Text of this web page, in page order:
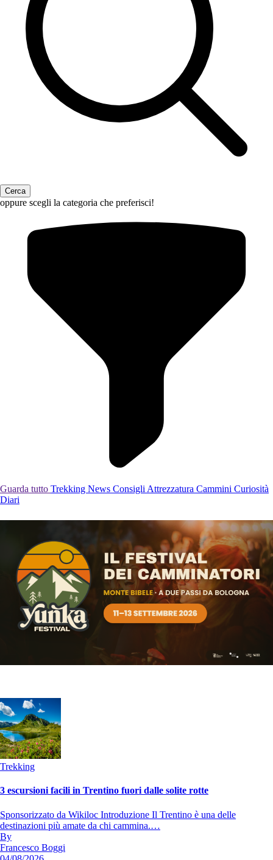
oppure scegli la categoria che preferisci!
Guarda tutto Trekking News Consigli Attrezzatura Cammini Curiosità
Diari
Trekking
3 escursioni facili in Trentino fuori dalle solite rotte
Sponsorizzato da Wikiloc Introduzione Il Trentino è una delle
destinazioni più amate da chi cammina.…
By
Francesco Boggi